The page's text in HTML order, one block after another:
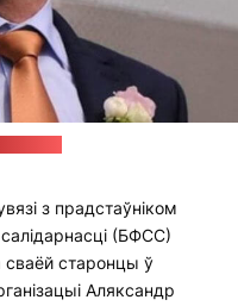
з прадстаўніком
(БФСС)
сваёй старонцы ў
Аляксандр